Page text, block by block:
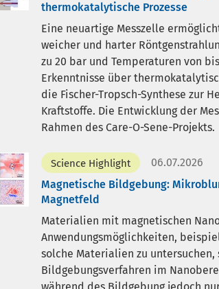
thermokatalytische Prozesse
Eine neuartige Messzelle
weicher und harter
zu 20 bar und Temperaturen von
Erkenntnisse über
die Fischer-Tropsch-Synthese zur
Kraftstoffe. Die Entwicklung der
Rahmen des Care-O-Sene-Projekts.
Science Highlight
06.07.2026
Magnetische Bildgebung:
Magnetfeld
Materialien mit magnetischen
Anwendungsmöglichkeiten,
solche Materialien zu
Bildgebungsverfahren im